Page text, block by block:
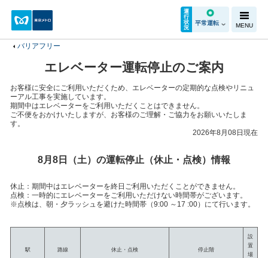
運
行
状
況
平常運転 MENU
バリアフリー
エレベーター運転停止のご案内
お客様に安全にご利用いただくため、エレベーターの定期的な点検やリニュ
ーアル工事を実施しています。
期間中はエレベーターをご利用いただくことはできません。
ご不便をおかけいたしますが、お客様のご理解・ご協力をお願いいたしま
す。
2026年8月08日現在
8月8日（土）の運転停止（休止・点検）情報
休止：期間中はエレベーターを終日ご利用いただくことができません。
点検：一時的にエレベーターをご利用いただけない時間帯がございます。
点検は、朝・夕ラッシュを避けた時間帯（9:00 ～17 :00）にて行います。
駅 路線 休止・点検 停止階
設
置
場